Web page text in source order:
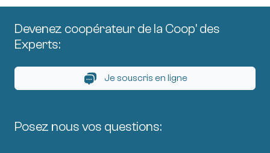
Devenez coopérateur de la Coop' des
Experts:
Je souscris en ligne
Posez nous vos questions: